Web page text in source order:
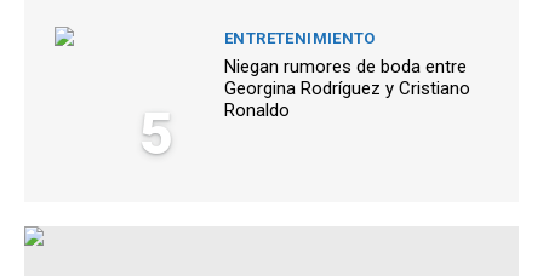
5
ENTRETENIMIENTO
Niegan rumores de boda entre
Georgina Rodríguez y Cristiano
Ronaldo